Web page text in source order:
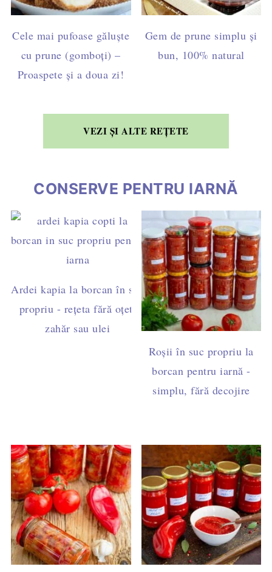
Cele mai pufoase găluște
cu prune (gomboți) –
Proaspete și a doua zi!
Gem de prune simplu și
bun, 100% natural
VEZI ȘI ALTE REȚETE
CONSERVE PENTRU IARNĂ
Ardei kapia la borcan în suc
propriu - rețeta fără oțet,
zahăr sau ulei
Roșii în suc propriu la
borcan pentru iarnă -
simplu, fără decojire